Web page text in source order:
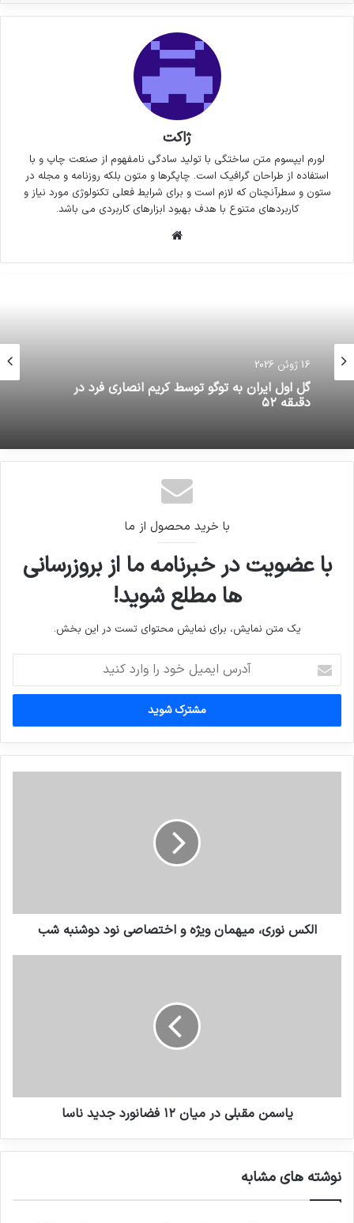
ژاکت
لورم ایپسوم متن ساختگی با تولید سادگی نامفهوم از صنعت چاپ و با
استفاده از طراحان گرافیک است. چاپگرها و متون بلکه روزنامه و مجله در
ستون و سطرآنچنان که لازم است و برای شرایط فعلی تکنولوژی مورد نیاز و
کاربردهای متنوع با هدف بهبود ابزارهای کاربردی می باشد.
16 ژوئن 2026
گل اول ایران به توگو توسط کریم انصاری فرد در
دقیقه ۵۲
با خرید محصول از ما
با عضویت در خبرنامه ما از بروزرسانی
ها مطلع شوید!
یک متن نمایش، برای نمایش محتوای تست در این بخش.
ایمیل
خود
وارد
کنید
الکس نوري، میهمان ویژه و اختصاصی نود دوشنبه شب
یاسمن مقبلی در میان ۱۲ فضانورد جدید ناسا
نوشته های مشابه